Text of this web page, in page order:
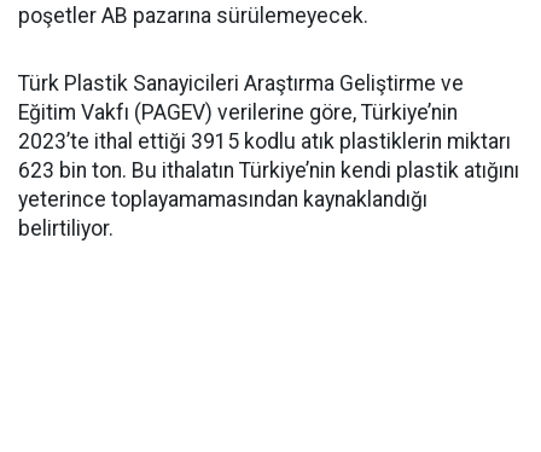
poşetler AB pazarına sürülemeyecek.
Türk Plastik Sanayicileri Araştırma Geliştirme ve
Eğitim Vakfı (PAGEV) verilerine göre, Türkiye’nin
2023’te ithal ettiği 3915 kodlu atık plastiklerin miktarı
623 bin ton. Bu ithalatın Türkiye’nin kendi plastik atığını
yeterince toplayamamasından kaynaklandığı
belirtiliyor.